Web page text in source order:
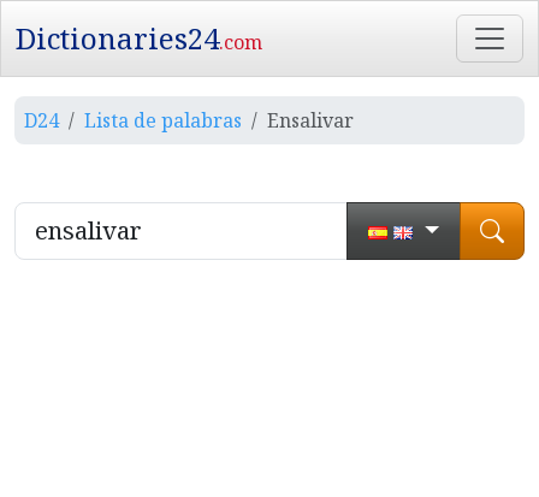
Dictionaries24.com
D24 Lista de palabras Ensalivar